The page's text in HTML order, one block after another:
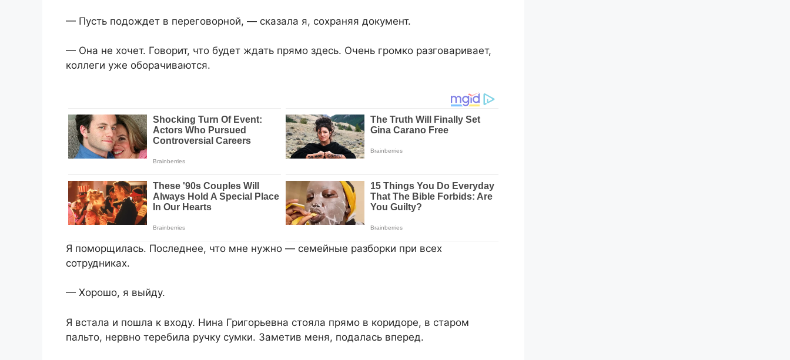
— Пусть подождет в переговорной, — сказала я, сохраняя документ.
— Она не хочет. Говорит, что будет ждать прямо здесь. Очень громко разговаривает,
коллеги уже оборачиваются.
Я поморщилась. Последнее, что мне нужно — семейные разборки при всех
сотрудниках.
— Хорошо, я выйду.
Я встала и пошла к входу. Нина Григорьевна стояла прямо в коридоре, в старом
пальто, нервно теребила ручку сумки. Заметив меня, подалась вперед.